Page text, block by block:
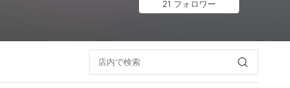
21 フォロワー